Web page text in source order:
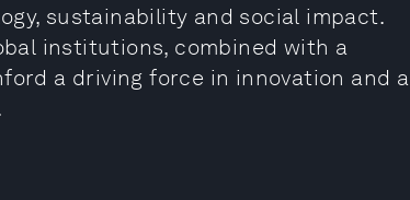
sustainability and social impact.
institutions, combined with a
a driving force in innovation and a